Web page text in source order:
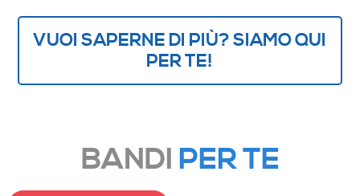
VUOI SAPERNE DI PIÙ? SIAMO QUI
PER TE!
BANDI PER TE